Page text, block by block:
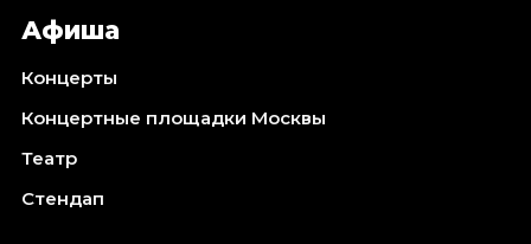
Афиша
Концерты
Концертные площадки Москвы
Театр
Стендап